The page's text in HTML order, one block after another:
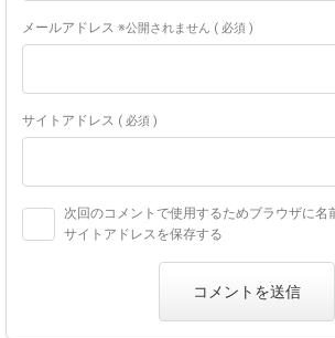
メールアドレス ※公開されません ( 必須 )
サイトアドレス ( 必須 )
次回のコメントで使用するためブラウザに名
サイトアドレスを保存する